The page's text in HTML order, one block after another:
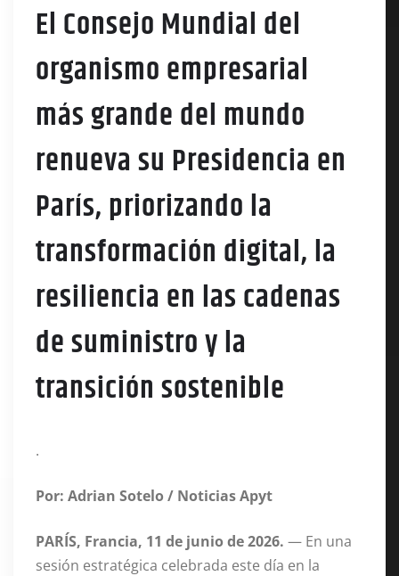
El Consejo Mundial del
organismo empresarial
más grande del mundo
renueva su Presidencia en
París, priorizando la
transformación digital, la
resiliencia en las cadenas
de suministro y la
transición sostenible
.
Por: Adrian Sotelo / Noticias Apyt
PARÍS, Francia, 11 de junio de 2026. — En una
sesión estratégica celebrada este día en la